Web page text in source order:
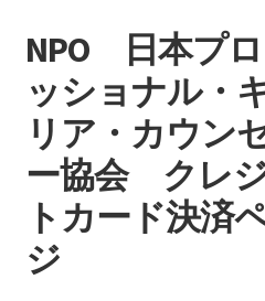
ナ
ビ
ゲ
ー
シ
ョ
ン
へ
ス
コ
ン
テ
ン
ツ
へ
ス
キ
ッ
NPO 日本プ
ッショナル・
リア・カウン
ー協会 クレ
トカード決済
ジ